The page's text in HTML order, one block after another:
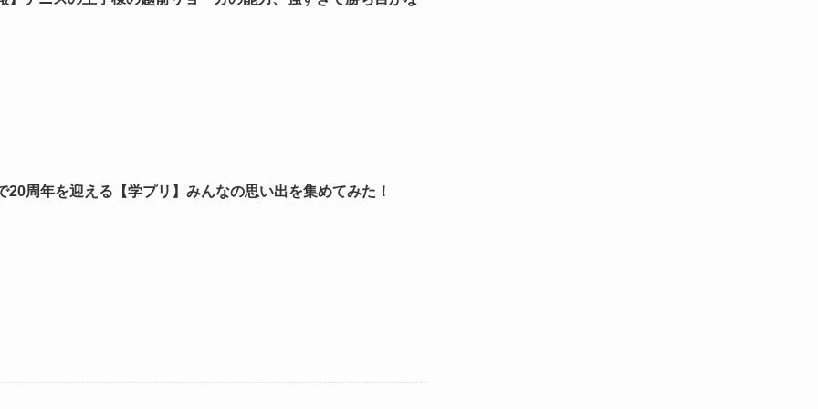
20周年を迎える【学プリ】みんなの思い出を集めてみた！